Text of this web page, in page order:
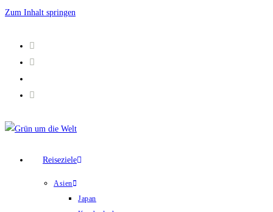
Zum Inhalt springen
Reiseziele
Asien
Japan